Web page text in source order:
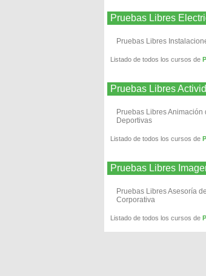
Pruebas Libres
Pruebas Libres
Listado de todos los cursos de
Pruebas Libres
Pruebas Libres Animación
Deportivas
Listado de todos los cursos de
Pruebas Libres
Pruebas Libres Asesoría
Corporativa
Listado de todos los cursos de